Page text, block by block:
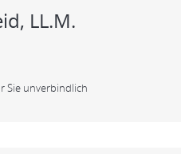
LL.M.
Sie unverbindlich